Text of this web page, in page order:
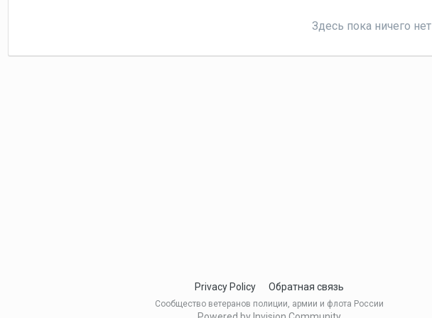
Здесь пока ничего нет
Privacy Policy Обратная связь
Сообщество ветеранов полиции, армии и флота России